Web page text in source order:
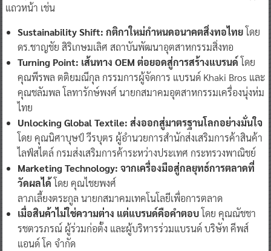
แถวหน้า เช่น
Sustainability Shift: กติกาใหม่กำหนดอนาคตสิ่งทอไทยโดย
ดร.ชาญชัย สิริเกษมเลิศ สถาบันพัฒนาอุตสาหกรรมสิ่งทอ
Turning Point: เส้นทาง OEM ต่อยอดสู่การสร้างแบรนด์ โดย
คุณพีรพล ตติยมณีกุล กรรมการผู้จัดการ แบรนด์ Khaki Bros และ
คุณชลัมพล โลทารักษ์พงศ์ นายกสมาคมอุตสาหกรรมเครื่องนุ่งห่ม
ไทย
Unlocking Global Textile: ส่งออกสู่มาตรฐานโลกอย่างมั่นใจ
โดย คุณนิศาบุษป์ วีรบุตร ผู้อำนวยการสำนักส่งเสริมการค้าสินค้า
ไลฟ์สไตล์ กรมส่งเสริมการค้าระหว่างประเทศ กระทรวงพาณิชย์
Marketing Technology: จากเครื่องมือสู่กลยุทธ์การตลาดที่
วัดผลได้ โดย คุณไชยพงศ์
ลาภเลี้ยงตระกูล นายกสมาคมเทคโนโลยีเพื่อการตลาด
เมื่อสินค้าไม่ใช่ความต่าง แต่แบรนด์คือคำตอบ โดย คุณณัชชา
รชตวรภรณ์ ผู้ร่วมก่อตั้ง และผู้บริหารร่วมแบรนด์ บริษัท คีพส์
แอนด์ โค จำกัด